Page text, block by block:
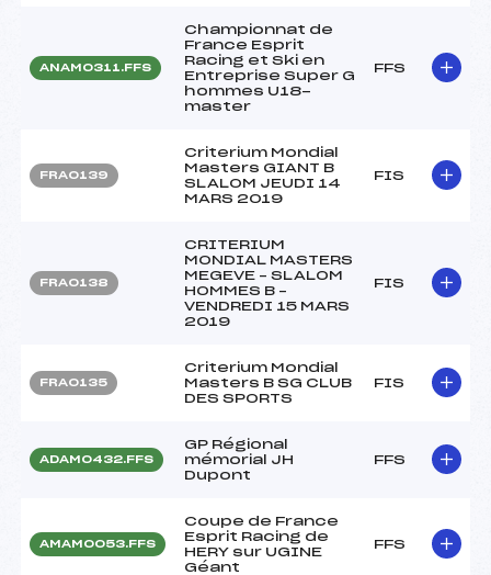
ANAM0311.FFS
Championnat de
France Esprit
Racing et Ski en
Entreprise Super G
hommes U18-
master
FFS
FRA0139
Criterium Mondial
Masters GIANT B
SLALOM JEUDI 14
MARS 2019
FIS
FRA0138
CRITERIUM
MONDIAL MASTERS
MEGEVE – SLALOM
HOMMES B –
VENDREDI 15 MARS
2019
FIS
FRA0135
Criterium Mondial
Masters B SG CLUB
DES SPORTS
FIS
ADAM0432.FFS
GP Régional
mémorial JH
Dupont
FFS
AMAM0053.FFS
Coupe de France
Esprit Racing de
HERY sur UGINE
Géant
FFS